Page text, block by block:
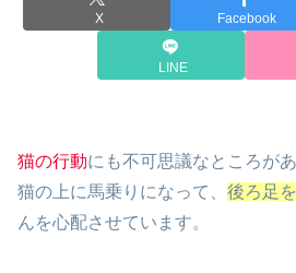
X Facebook
LINE
猫の行動にも不可思議なところが
猫の上に馬乗りになって、 後ろ足
んを心配させています。